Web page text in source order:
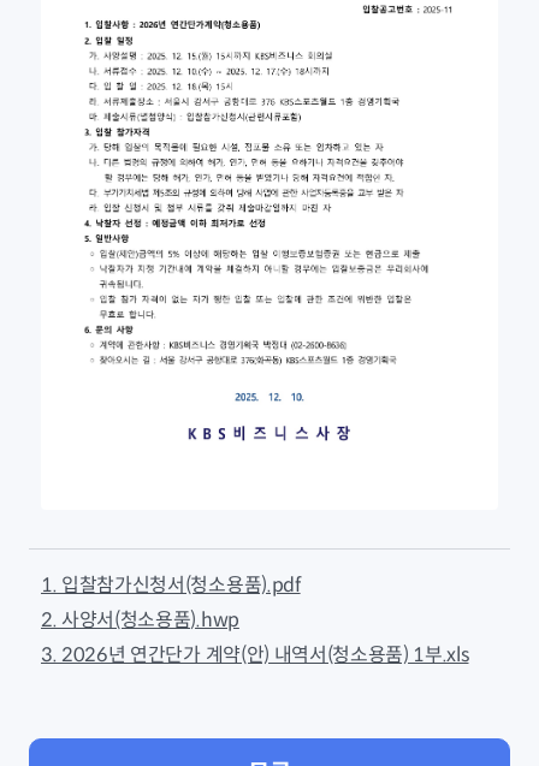
1. 입찰참가신청서(청소용품).pdf
2. 사양서(청소용품).hwp
3. 2026년 연간단가 계약(안) 내역서(청소용품) 1부.xls